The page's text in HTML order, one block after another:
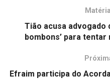
Tião acusa advogado
bombons’ para
Efraim participa do